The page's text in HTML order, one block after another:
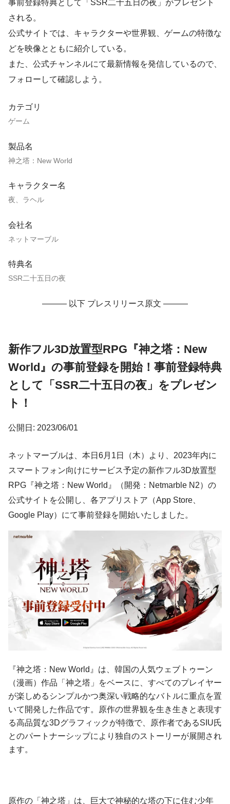
事前登録特典として「SSR二十五日の夜」がプレゼント
される。
公式サイトでは、キャラクターや世界観、ゲームの特徴な
どを映像とともに紹介している。
また、公式チャンネルにて最新情報を発信しているので、
フォローして確認しよう。
カテゴリ
ゲーム
製品名
神之塔：New World
キャラクター名
夜、ラヘル
会社名
ネットマーブル
特典名
SSR二十五日の夜
——— 以下 プレスリリース原文 ———
新作フル3D放置型RPG『神之塔：New
World』の事前登録を開始！事前登録特典
として「SSR二十五日の夜」をプレゼン
ト！
公開日: 2023/06/01
ネットマーブルは、本日6月1日（木）より、2023年内に
スマートフォン向けにサービス予定の新作フル3D放置型
RPG『神之塔：New World』（開発：Netmarble N2）の
公式サイトを公開し、各アプリストア（App Store、
Google Play）にて事前登録を開始いたしました。
『神之塔：New World』は、韓国の人気ウェブトゥーン
（漫画）作品「神之塔」をベースに、すべてのプレイヤー
が楽しめるシンプルかつ奥深い戦略的なバトルに重点を置
いて開発した作品です。原作の世界観を生き生きと表現す
る高品質な3Dグラフィックが特徴で、原作者であるSIU氏
とのパートナーシップにより独自のストーリーが展開され
ます。
原作の「神之塔」は、巨大で神秘的な塔の下に住む少年